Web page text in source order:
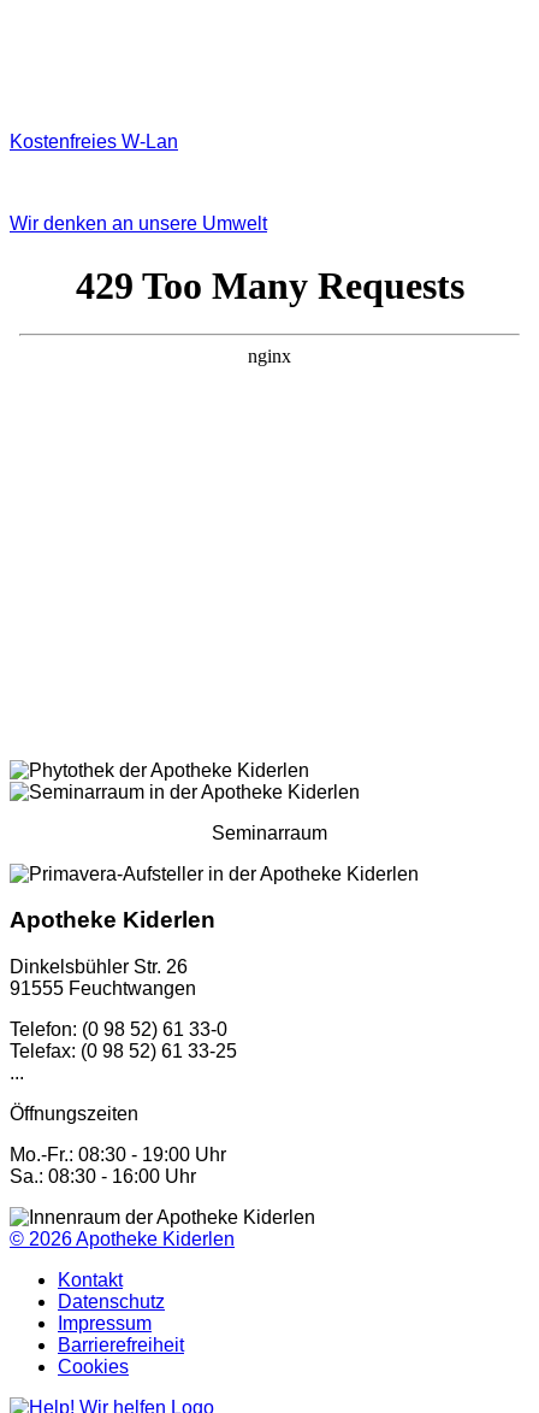
Kostenfreies W‐Lan
Wir denken an unsere Umwelt
Seminarraum
Apotheke Kiderlen
Dinkelsbühler Str. 26
91555 Feuchtwangen
Telefon: (0 98 52) 61 33-0
Telefax: (0 98 52) 61 33-25
...
Öffnungszeiten
Mo.-Fr.: 08:30 - 19:00 Uhr
Sa.: 08:30 - 16:00 Uhr
© 2026Apotheke Kiderlen
Kontakt
Datenschutz
Impressum
Barrierefreiheit
Cookies